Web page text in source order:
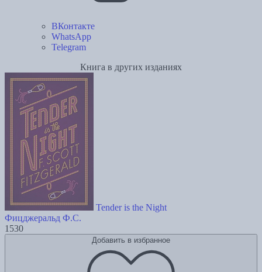
ВКонтакте
WhatsApp
Telegram
Книга в других изданиях
Tender is the Night
Фицджеральд Ф.С.
1530
Добавить в избранное